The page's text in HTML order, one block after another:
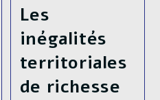
Les
inégalités
territoriales
de richesse